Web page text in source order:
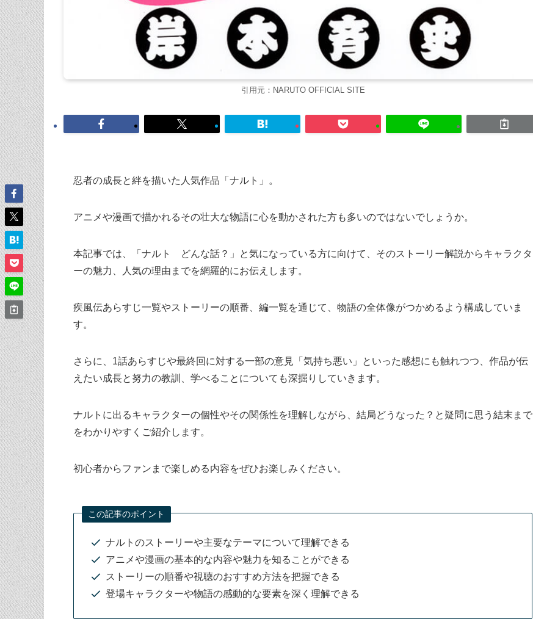
引用元：NARUTO OFFICIAL SITE
忍者の成長と絆を描いた人気作品「ナルト」。
アニメや漫画で描かれるその壮大な物語に心を動かされた方も多いのではないでしょうか。
本記事では、「ナルト どんな話？」と気になっている方に向けて、そのストーリー解説からキャラクタ
ーの魅力、人気の理由までを網羅的にお伝えします。
疾風伝あらすじ一覧やストーリーの順番、編一覧を通じて、物語の全体像がつかめるよう構成していま
す。
さらに、1話あらすじや最終回に対する一部の意見「気持ち悪い」といった感想にも触れつつ、作品が伝
えたい成長と努力の教訓、学べることについても深掘りしていきます。
ナルトに出るキャラクターの個性やその関係性を理解しながら、結局どうなった？と疑問に思う結末まで
をわかりやすくご紹介します。
初心者からファンまで楽しめる内容をぜひお楽しみください。
この記事のポイント
ナルトのストーリーや主要なテーマについて理解できる
アニメや漫画の基本的な内容や魅力を知ることができる
ストーリーの順番や視聴のおすすめ方法を把握できる
登場キャラクターや物語の感動的な要素を深く理解できる